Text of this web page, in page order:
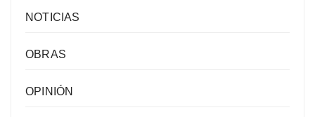
NOTICIAS
OBRAS
OPINIÓN